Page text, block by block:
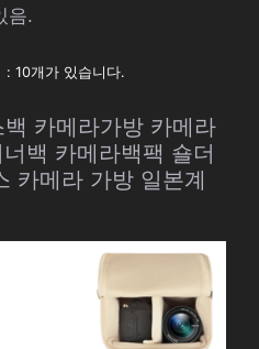
음.
10개가 있습니다.
카메라가방 카메라
백 카메라백팩 숄더
카메라 가방 일본계